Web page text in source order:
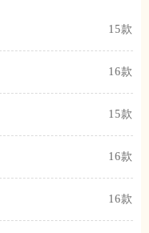
15款
16款
15款
16款
16款